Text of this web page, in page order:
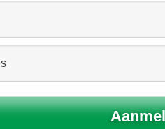
Construction and Real Estate
op de vastgoedsector
energie, water en kooldioxide,
bodemsanering, gezond en
een belangrijke rol in het